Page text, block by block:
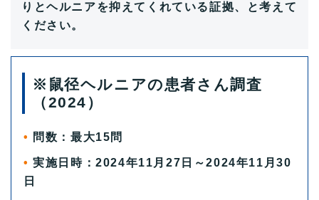
りとヘルニアを抑えてくれている証拠、と考えて
ください。
※鼠径ヘルニアの患者さん調査
（2024）
問数：最大15問
実施日時：2024年11月27日～2024年11月30
日